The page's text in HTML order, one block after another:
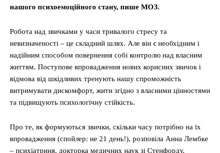
нашого психоемоційного стану, пише МОЗ.
Робота над звичками у часи тривалого стресу та
невизначеності – це складний шлях. Але він є необхідним і
надійним способом повернення собі контролю над власним
життям. Поступове впровадження нових корисних звичок і
відмова від шкідливих тренують нашу спроможність
витримувати дискомфорт, жити згідно з власними цінностями
та підвищують психологічну стійкість.
Про те, як формуються звички, скільки часу потрібно на їх
впровадження (спойлер: не 21 день!), розповіла Анна Лембке
– психіатриня, докторка медичних наук зі Стенфорду,